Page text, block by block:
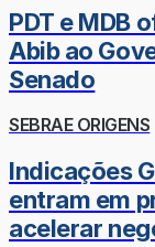
PDT e MDB
Abib ao
Senado
SEBRAE ORIGENS
Indicações
entram em
acelerar